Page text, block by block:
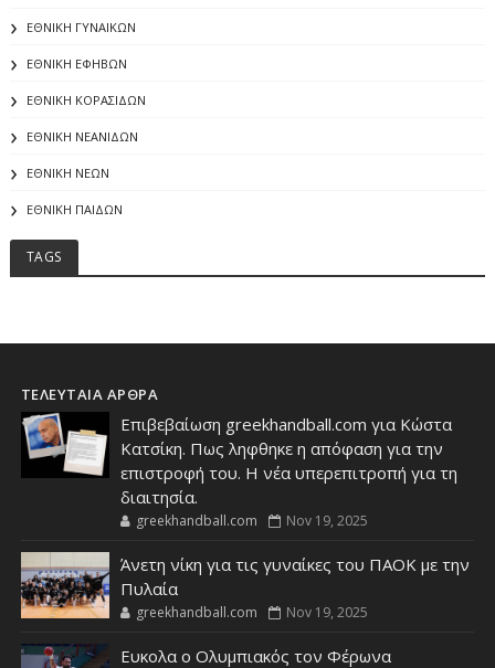
ΕΘΝΙΚΗ ΓΥΝΑΙΚΩΝ
ΕΘΝΙΚΗ ΕΦΗΒΩΝ
ΕΘΝΙΚΗ ΚΟΡΑΣΙΔΩΝ
ΕΘΝΙΚΗ ΝΕΑΝΙΔΩΝ
ΕΘΝΙΚΗ ΝΕΩΝ
ΕΘΝΙΚΗ ΠΑΙΔΩΝ
TAGS
ΤΕΛΕΥΤΑΙΑ ΑΡΘΡΑ
Επιβεβαίωση greekhandball.com για Κώστα
Κατσίκη. Πως ληφθηκε η απόφαση για την
επιστροφή του. Η νέα υπερεπιτροπή για τη
διαιτησία.
greekhandball.com Nov 19, 2025
Άνετη νίκη για τις γυναίκες του ΠΑΟΚ με την
Πυλαία
greekhandball.com Nov 19, 2025
Ευκολα ο Ολυμπιακός τον Φέρωνα